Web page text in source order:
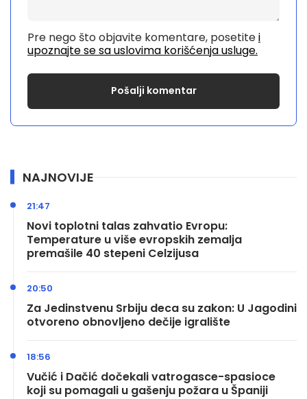
Pre nego što objavite komentare, posetitei
upoznajte se sa uslovima korišćenja usluge.
NAJNOVIJE
Novi toplotni talas zahvatio Evropu:
Temperature u više evropskih zemalja
premašile 40 stepeni Celzijusa
21:47
Za Jedinstvenu Srbiju deca su zakon: U Jagodini
otvoreno obnovljeno dečije igralište
20:50
Vučić i Dačić dočekali vatrogasce-spasioce
koji su pomagali u gašenju požara u Španiji
18:56